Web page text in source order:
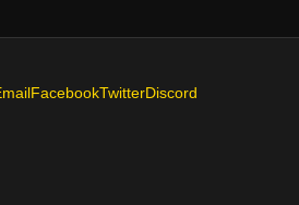
FacebookTwitterDiscord